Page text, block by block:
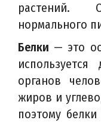
растений.
нормального
Белки — это
органов
жиров и
поэтому